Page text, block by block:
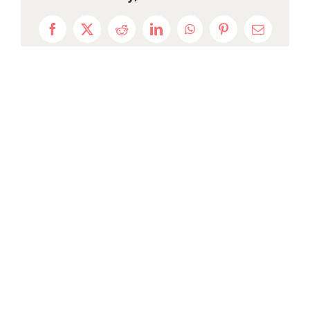
Facebook
X RedditLinkedInWhatsAppPinterestEmail